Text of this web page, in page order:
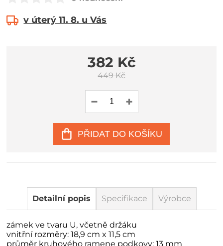
v úterý 11. 8. u Vás
382 Kč
449 Kč
PŘIDAT DO KOŠÍKU
Detailní popis Specifikace Výrobce
zámek ve tvaru U, včetně držáku
vnitřní rozměry: 18,9 cm x 11,5 cm
průměr kruhového ramene podkovy: 13 mm